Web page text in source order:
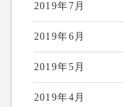
2019年7月
2019年6月
2019年5月
2019年4月